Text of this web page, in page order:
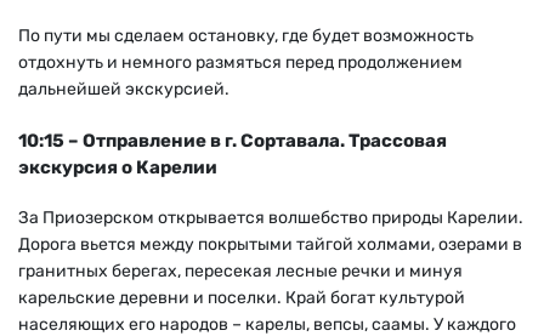
По пути мы сделаем остановку, где будет возможность
отдохнуть и немного размяться перед продолжением
дальнейшей экскурсией.
10:15 – Отправление в г. Сортавала. Трассовая
экскурсия о Карелии
За Приозерском открывается волшебство природы Карелии.
Дорога вьется между покрытыми тайгой холмами, озерами в
гранитных берегах, пересекая лесные речки и минуя
карельские деревни и поселки. Край богат культурой
населяющих его народов – карелы, вепсы, саамы. У каждого